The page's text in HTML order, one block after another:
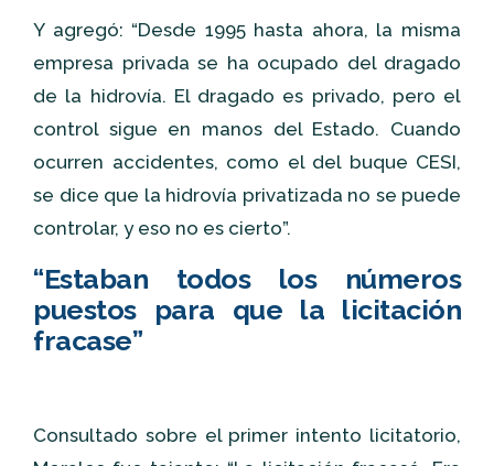
Y agregó: “Desde 1995 hasta ahora, la misma
empresa privada se ha ocupado del dragado
de la hidrovía. El dragado es privado, pero el
control sigue en manos del Estado. Cuando
ocurren accidentes, como el del buque CESI,
se dice que la hidrovía privatizada no se puede
controlar, y eso no es cierto”.
“Estaban todos los números
puestos para que la licitación
fracase”
Consultado sobre el primer intento licitatorio,